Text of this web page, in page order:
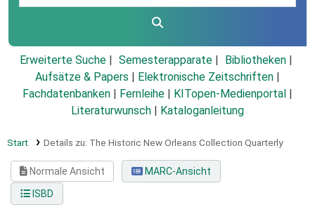
Erweiterte Suche Semesterapparate
Bibliotheken
Aufsätze & Papers
Elektronische Zeitschriften
Fachdatenbanken
Fernleihe KITopen-Medienportal
Literaturwunsch
Kataloganleitung
Start Details zu: The Historic New Orleans Collection Quarterly
Normale Ansicht
MARC-Ansicht
ISBD